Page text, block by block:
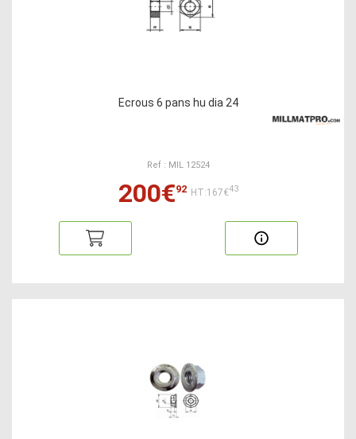
Ecrous 6 pans hu dia 24
Ref : MIL 12524
200€92 HT:167€43